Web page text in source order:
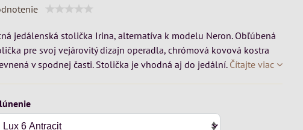
jedálenská stolička Irina, alternatíva k modelu Neron. Obľúbená
pre svoj vejárovitý dizajn operadla, chrómová kovová kostra
v spodnej časti. Stolička je vhodná aj do jedální.Čítajte viac